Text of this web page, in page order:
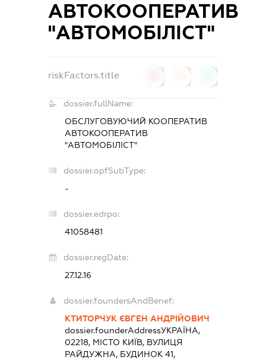
АВТОКООПЕРАТИВ
"АВТОМОБІЛІСТ"
riskFactors.title
dossier.fullName:
ОБСЛУГОВУЮЧИЙ КООПЕРАТИВ
АВТОКООПЕРАТИВ
"АВТОМОБІЛІСТ"
dossier.opfSubType:
-
dossier.edrpo:
41058481
dossier.regDate:
27.12.16
dossier.foundersAndBenef:
КТИТОРЧУК ЄВГЕН АНДРІЙОВИЧ
dossier.founderAddressУКРАЇНА,
02218, МІСТО КИЇВ, ВУЛИЦЯ
РАЙДУЖНА, БУДИНОК 41,